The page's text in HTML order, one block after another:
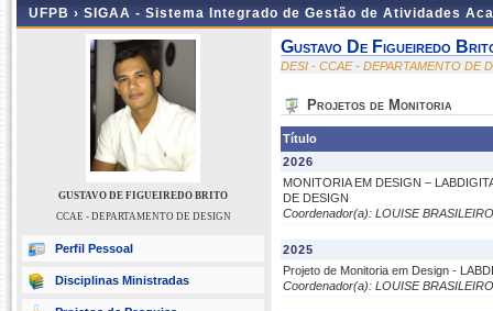
UFPB › SIGAA - Sistema Integrado de Gestão de Atividades
GUSTAVO DE FIGUEIREDO BRITO
CCAE - DEPARTAMENTO DE DESIGN
Perfil Pessoal
Disciplinas Ministradas
Gustavo De Figueiredo
DESI - CCAE - DEPARTAMENTO DE
Projetos de Monitoria
Título
2026
MONITORIA EM DESIGN –
DE DESIGN
Coordenador(a): LOUISE
2025
Projeto de Monitoria em Design -
Coordenador(a): LOUISE